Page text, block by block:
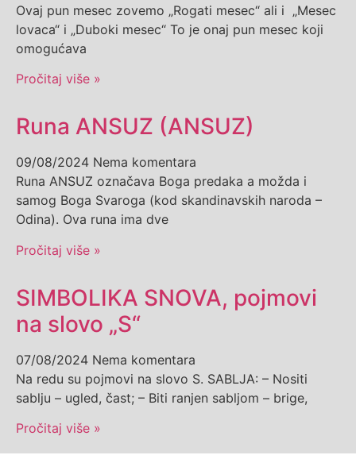
Ovaj pun mesec zovemo „Rogati mesec“ ali i „Mesec
lovaca“ i „Duboki mesec“ To je onaj pun mesec koji
omogućava
Pročitaj više »
Runa ANSUZ (ANSUZ)
09/08/2024 Nema komentara
Runa ANSUZ označava Boga predaka a možda i
samog Boga Svaroga (kod skandinavskih naroda –
Odina). Ova runa ima dve
Pročitaj više »
SIMBOLIKA SNOVA, pojmovi
na slovo „S“
07/08/2024 Nema komentara
Na redu su pojmovi na slovo S. SABLJA: – Nositi
sablju – ugled, čast; – Biti ranjen sabljom – brige,
Pročitaj više »